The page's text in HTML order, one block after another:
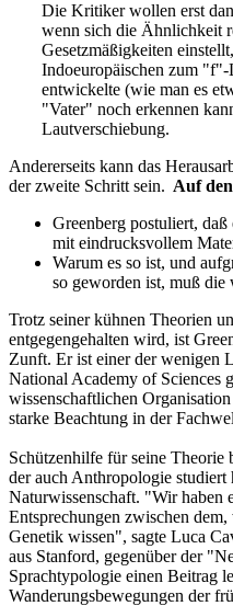
Die Kritiker wollen erst
wenn sich die Ähnlichkeit
Gesetzmäßigkeiten
Indoeuropäischen zum
entwickelte (wie man es
"Vater" noch erkennen
Lautverschiebung.
Andererseits kann das
der zweite Schritt sein. Auf
Greenberg postuliert,
mit eindrucksvollem
Warum es so ist, und
so geworden ist, muß die
Trotz seiner kühnen Theorien
entgegengehalten wird, ist
Zunft. Er ist einer der wenigen
National Academy of Sciences
wissenschaftlichen
starke Beachtung in der
Schützenhilfe für seine Theorie
der auch Anthropologie studiert
Naturwissenschaft. "Wir haben
Entsprechungen zwischen
Genetik wissen", sagte Luca
aus Stanford, gegenüber der
Sprachtypologie einen Beitrag
Wanderungsbewegungen der